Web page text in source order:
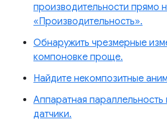
производительности прямо
«Производительность».
Обнаружить чрезмерные
компоновке проще.
Найдите некомпозитные
Аппаратная параллельность
датчики.